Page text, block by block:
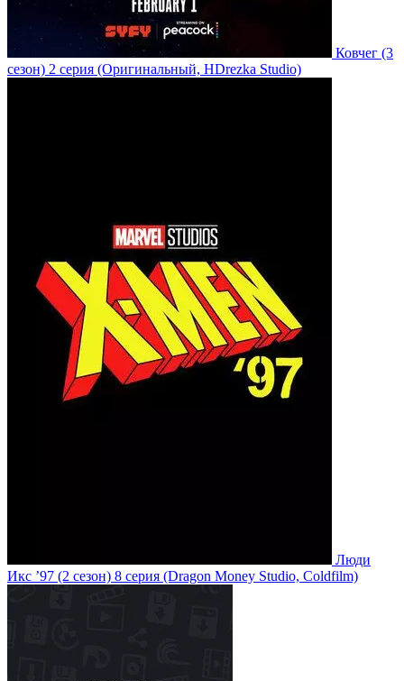
Ковчег (3
сезон) 2 серия (Оригинальный, HDrezka Studio)
Люди
Икс ’97 (2 сезон) 8 серия (Dragon Money Studio, Coldfilm)